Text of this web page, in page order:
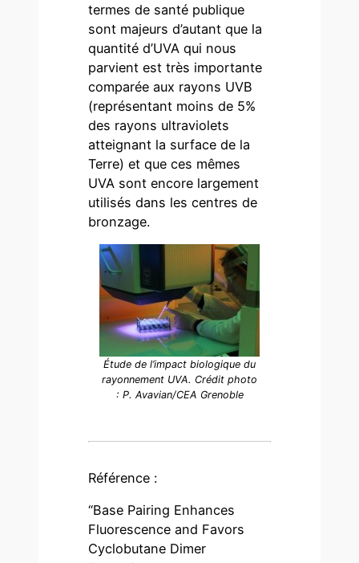
termes de santé publique
sont majeurs d’autant que la
quantité d’UVA qui nous
parvient est très importante
comparée aux rayons UVB
(représentant moins de 5%
des rayons ultraviolets
atteignant la surface de la
Terre) et que ces mêmes
UVA sont encore largement
utilisés dans les centres de
bronzage.
Étude de l’impact biologique du
rayonnement UVA. Crédit photo
: P. Avavian/CEA Grenoble
Référence :
“Base Pairing Enhances
Fluorescence and Favors
Cyclobutane Dimer